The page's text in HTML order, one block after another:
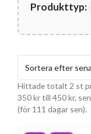
Produkttyp:
Hittade totalt 2 st
350krtill 450kr,
(för 111 dagar sen).